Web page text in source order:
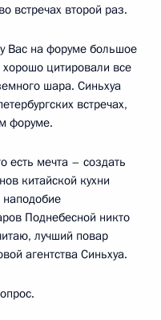
встречах второй раз.
Вас на форуме большое
цитировали все
шара. Синьхуа
встречах,
форуме.
есть мечта – создать
китайской кухни
Поднебесной никто
лучший повар
агентства Синьхуа.